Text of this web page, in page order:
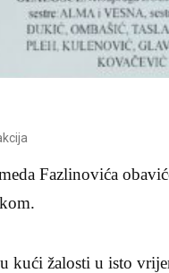
Fazlinovića
kući žalosti u isto